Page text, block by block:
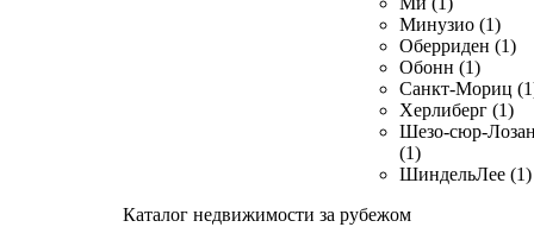
Минузио (1)
Оберриден (1)
Обонн (1)
Санкт-Мориц
Херлиберг (1)
Шезо-сюр-
(1)
ШиндельЛее (1)
Каталог недвижимости за рубежом